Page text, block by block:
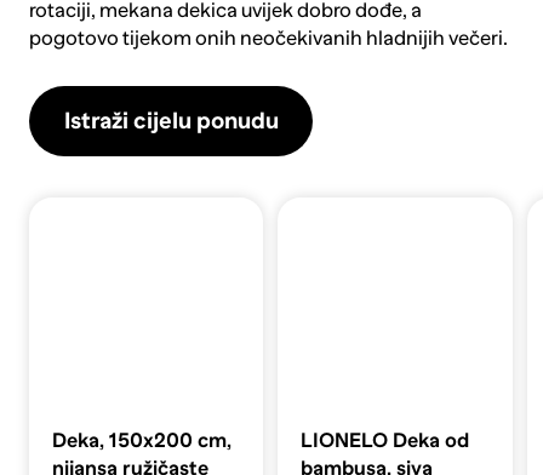
rotaciji, mekana dekica uvijek dobro dođe, a
pogotovo tijekom onih neočekivanih hladnijih večeri.
Istraži cijelu ponudu
Deka, 150x200 cm,
nijansa ružičaste
LIONELO Deka od
bambusa, siva